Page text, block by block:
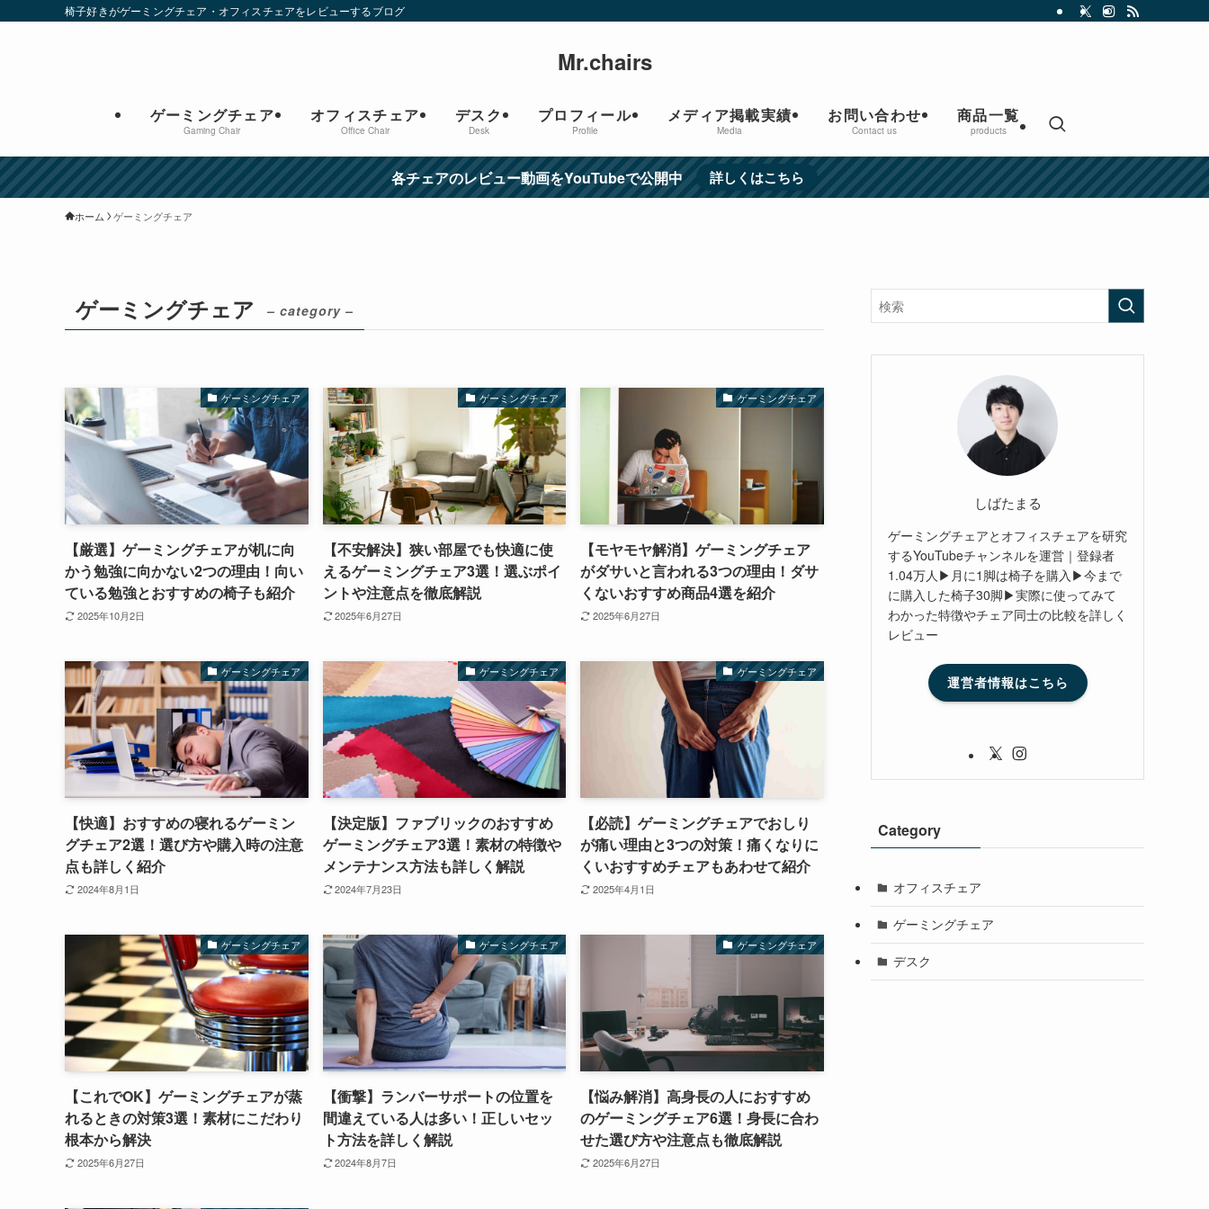
椅子好きがゲーミングチェア・オフィスチェアをレビューするブログ
Mr.chairs
ゲーミングチェア
Gaming Chair
オフィスチェア
Office Chair
デスク
Desk
プロフィール
Profile
メディア掲載実績
Media
お問い合わせ
Contact us
商品一覧
products
各チェアのレビュー動画をYouTubeで公開中 詳しくはこちら
ホーム ゲーミングチェア
ゲーミングチェア – category –
ゲーミングチェア
【厳選】ゲーミングチェアが机に向
かう勉強に向かない2つの理由！向い
ている勉強とおすすめの椅子も紹介
2025年10月2日
ゲーミングチェア
【不安解決】狭い部屋でも快適に使
えるゲーミングチェア3選！選ぶポイ
ントや注意点を徹底解説
2025年6月27日
ゲーミングチェア
【モヤモヤ解消】ゲーミングチェア
がダサいと言われる3つの理由！ダサ
くないおすすめ商品4選を紹介
2025年6月27日
ゲーミングチェア
【快適】おすすめの寝れるゲーミン
グチェア2選！選び方や購入時の注意
点も詳しく紹介
2024年8月1日
ゲーミングチェア
【決定版】ファブリックのおすすめ
ゲーミングチェア3選！素材の特徴や
メンテナンス方法も詳しく解説
2024年7月23日
ゲーミングチェア
【必読】ゲーミングチェアでおしり
が痛い理由と3つの対策！痛くなりに
くいおすすめチェアもあわせて紹介
2025年4月1日
ゲーミングチェア
【これでOK】ゲーミングチェアが蒸
れるときの対策3選！素材にこだわり
根本から解決
2025年6月27日
ゲーミングチェア
【衝撃】ランバーサポートの位置を
間違えている人は多い！正しいセッ
ト方法を詳しく解説
2024年8月7日
ゲーミングチェア
【悩み解消】高身長の人におすすめ
のゲーミングチェア6選！身長に合わ
せた選び方や注意点も徹底解説
2025年6月27日
しばたまる
ゲーミングチェアとオフィスチェアを研究
するYouTubeチャンネルを運営｜登録者
1.04万人▶月に1脚は椅子を購入▶今まで
に購入した椅子30脚▶実際に使ってみて
わかった特徴やチェア同士の比較を詳しく
レビュー
運営者情報はこちら
Category
オフィスチェア
ゲーミングチェア
デスク